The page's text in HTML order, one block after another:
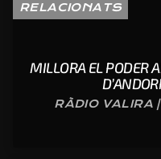
RELACIONATS
MILLORA EL PODER
RÀDIO